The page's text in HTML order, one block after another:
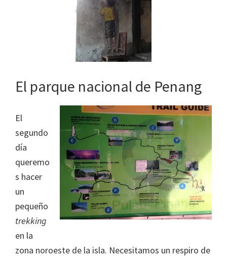
El parque nacional de Penang
El
segundo
día
queremo
s hacer
un
pequeño
trekking
en la
zona noroeste de la isla. Necesitamos un respiro de